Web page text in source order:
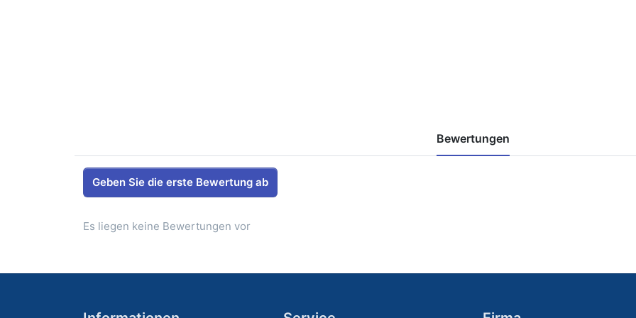
Bewertungen
Geben Sie die erste Bewertung ab
Es liegen keine Bewertungen vor